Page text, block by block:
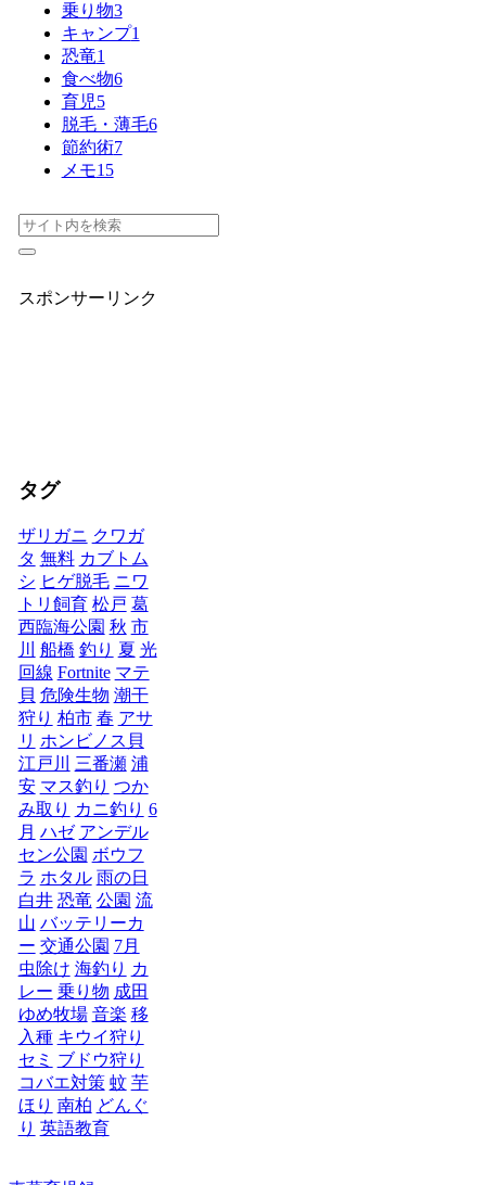
乗り物3
キャンプ1
恐竜1
食べ物6
育児5
脱毛・薄毛6
節約術7
メモ15
スポンサーリンク
タグ
ザリガニ クワガ
タ 無料 カブトム
シ ヒゲ脱毛 ニワ
トリ飼育 松戸 葛
西臨海公園 秋 市
川
船橋 釣り 夏 光
回線 Fortnite マテ
貝 危険生物 潮干
狩り 柏市 春 アサ
リ ホンビノス貝
江戸川
三番瀬 浦
安 マス釣り つか
み取り カニ釣り 6
月 ハゼ アンデル
セン公園 ボウフ
ラ ホタル 雨の日
白井 恐竜 公園 流
山 バッテリーカ
ー 交通公園 7月
虫除け 海釣り カ
レー 乗り物 成田
ゆめ牧場 音楽 移
入種 キウイ狩り
セミ ブドウ狩り
コバエ対策 蚊 芋
ほり 南柏 どんぐ
り 英語教育